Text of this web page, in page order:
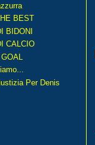
BEST
BIDONI
CALCIO
Per Denis